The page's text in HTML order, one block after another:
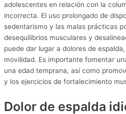
adolescentes en relación con la
incorrecta. El uso prolongado de
sedentarismo y las malas prácticas
desequilibrios musculares y
puede dar lugar a dolores de
movilidad. Es importante fomentar
una edad temprana, así como
y los ejercicios de fortalecimiento
Dolor de espalda